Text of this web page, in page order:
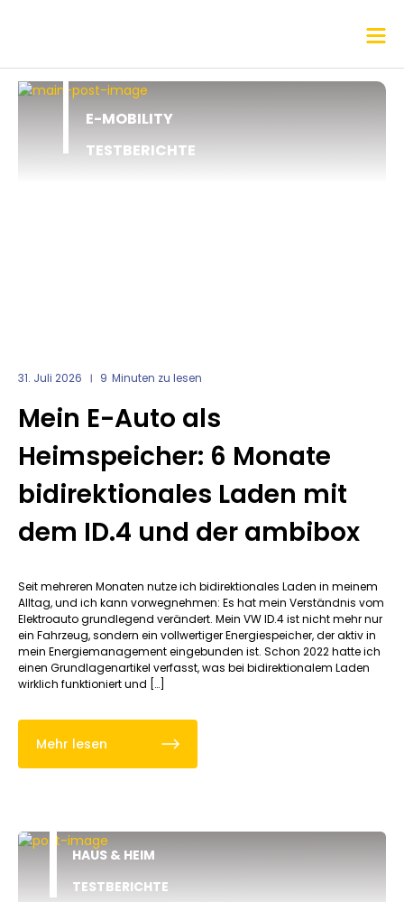
E-MOBILITY
TESTBERICHTE
31. Juli 2026 9 Minuten zu lesen
Mein E-Auto als
Heimspeicher: 6 Monate
bidirektionales Laden mit
dem ID.4 und der ambibox
Seit mehreren Monaten nutze ich bidirektionales Laden in meinem
Alltag, und ich kann vorwegnehmen: Es hat mein Verständnis vom
Elektroauto grundlegend verändert. Mein VW ID.4 ist nicht mehr nur
ein Fahrzeug, sondern ein vollwertiger Energiespeicher, der aktiv in
mein Energiemanagement eingebunden ist. Schon 2022 hatte ich
einen Grundlagenartikel verfasst, was bei bidirektionalem Laden
wirklich funktioniert und […]
Mehr lesen
HAUS & HEIM
TESTBERICHTE